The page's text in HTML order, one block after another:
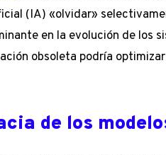
(IA) «olvidar»
en la evolución de los
obsoleta podría optimizar
de los